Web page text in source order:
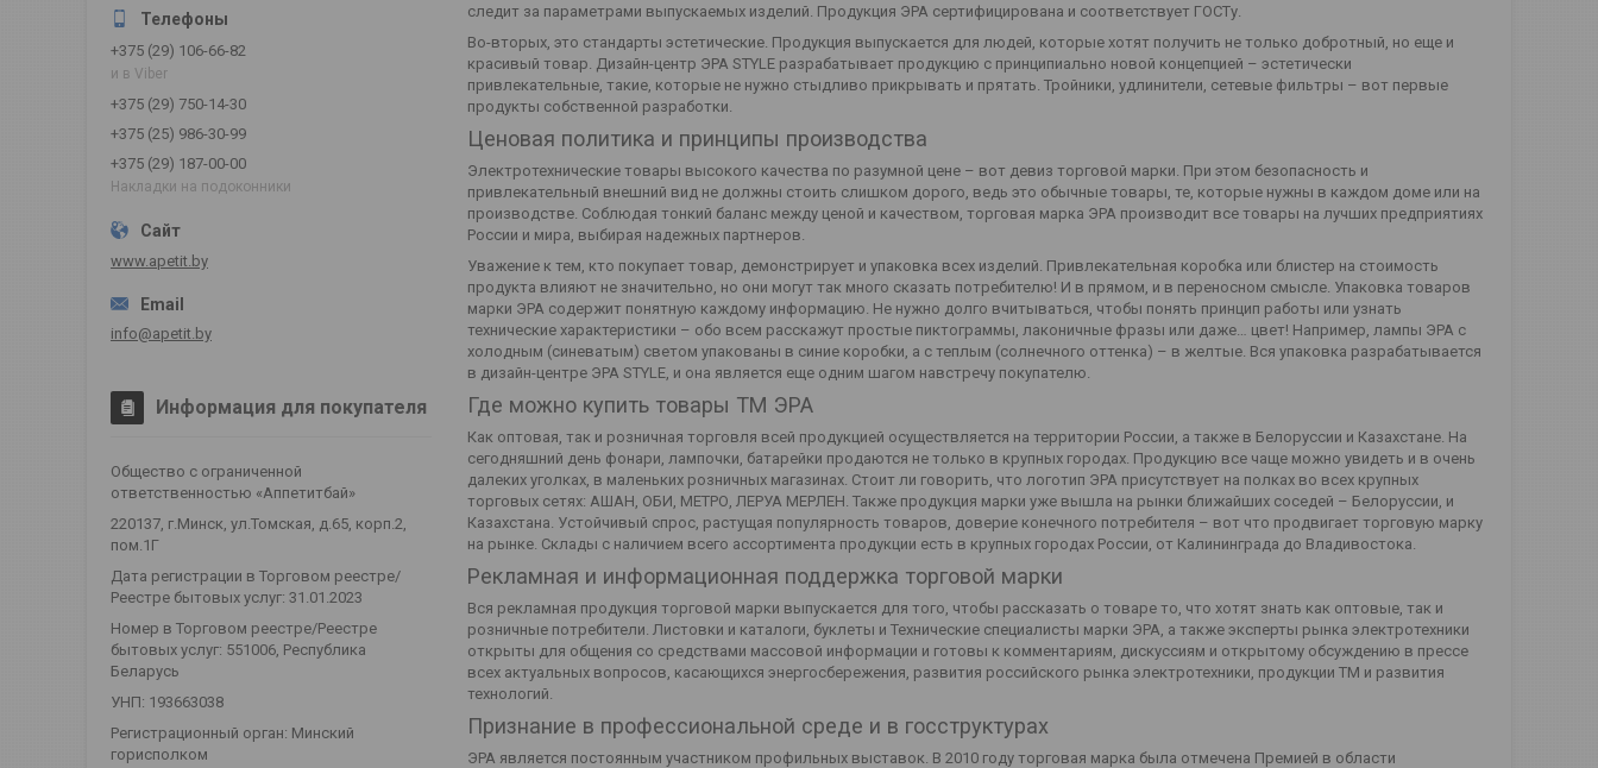
следит за параметрами выпускаемых изделий. Продукция ЭРА сертифицирована и соответствует ГОСТу.
Во-вторых, это стандарты эстетические. Продукция выпускается для людей, которые хотят получить не только добротный, но еще и
красивый товар. Дизайн-центр ЭРА STYLE разрабатывает продукцию с принципиально новой концепцией – эстетически
привлекательные, такие, которые не нужно стыдливо прикрывать и прятать. Тройники, удлинители, сетевые фильтры – вот первые
продукты собственной разработки.
Ценовая политика и принципы производства
Электротехнические товары высокого качества по разумной цене – вот девиз торговой марки. При этом безопасность и
привлекательный внешний вид не должны стоить слишком дорого, ведь это обычные товары, те, которые нужны в каждом доме или на
производстве. Соблюдая тонкий баланс между ценой и качеством, торговая марка ЭРА производит все товары на лучших предприятиях
России и мира, выбирая надежных партнеров.
Уважение к тем, кто покупает товар, демонстрирует и упаковка всех изделий. Привлекательная коробка или блистер на стоимость
продукта влияют не значительно, но они могут так много сказать потребителю! И в прямом, и в переносном смысле. Упаковка товаров
марки ЭРА содержит понятную каждому информацию. Не нужно долго вчитываться, чтобы понять принцип работы или узнать
технические характеристики – обо всем расскажут простые пиктограммы, лаконичные фразы или даже… цвет! Например, лампы ЭРА с
холодным (синеватым) светом упакованы в синие коробки, а с теплым (солнечного оттенка) – в желтые. Вся упаковка разрабатывается
в дизайн-центре ЭРА STYLE, и она является еще одним шагом навстречу покупателю.
Где можно купить товары ТМ ЭРА
Как оптовая, так и розничная торговля всей продукцией осуществляется на территории России, а также в Белоруссии и Казахстане. На
сегодняшний день фонари, лампочки, батарейки продаются не только в крупных городах. Продукцию все чаще можно увидеть и в очень
далеких уголках, в маленьких розничных магазинах. Стоит ли говорить, что логотип ЭРА присутствует на полках во всех крупных
торговых сетях: АШАН, ОБИ, МЕТРО, ЛЕРУА МЕРЛЕН. Также продукция марки уже вышла на рынки ближайших соседей – Белоруссии, и
Казахстана. Устойчивый спрос, растущая популярность товаров, доверие конечного потребителя – вот что продвигает торговую марку
на рынке. Склады с наличием всего ассортимента продукции есть в крупных городах России, от Калининграда до Владивостока.
Рекламная и информационная поддержка торговой марки
Вся рекламная продукция торговой марки выпускается для того, чтобы рассказать о товаре то, что хотят знать как оптовые, так и
розничные потребители. Листовки и каталоги, буклеты и Технические специалисты марки ЭРА, а также эксперты рынка электротехники
открыты для общения со средствами массовой информации и готовы к комментариям, дискуссиям и открытому обсуждению в прессе
всех актуальных вопросов, касающихся энергосбережения, развития российского рынка электротехники, продукции ТМ и развития
технологий.
Признание в профессиональной среде и в госструктурах
ЭРА является постоянным участником профильных выставок. В 2010 году торговая марка была отмечена Премией в области
+375 (29) 106-66-82
и в Viber
+375 (29) 750-14-30
+375 (25) 986-30-99
+375 (29) 187-00-00
Накладки на подоконники
www.apetit.by
info@apetit.by
Информация для покупателя
Общество с ограниченной
ответственностью «Аппетитбай»
220137, г.Минск, ул.Томская, д.65, корп.2,
пом.1Г
Дата регистрации в Торговом реестре/
Реестре бытовых услуг: 31.01.2023
Номер в Торговом реестре/Реестре
бытовых услуг: 551006, Республика
Беларусь
УНП: 193663038
Регистрационный орган: Минский
горисполком